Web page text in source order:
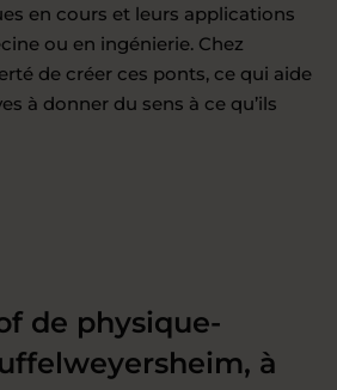
en cours et leurs applications
ou en ingénierie. Chez
de créer ces ponts, ce qui aide
à donner du sens à ce qu’ils
de physique-
à